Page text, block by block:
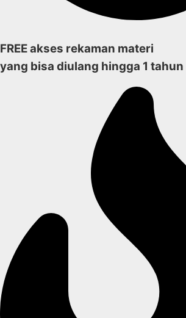
FREE akses rekaman materi
yang bisa diulang hingga 1 tahun